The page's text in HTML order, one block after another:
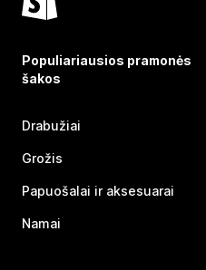
Populiariausios pramonės
šakos
Drabužiai
Grožis
Papuošalai ir aksesuarai
Namai